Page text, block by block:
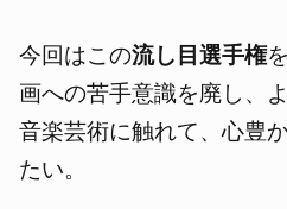
今回はこの流し目選手権
画への苦手意識を廃し、
音楽芸術に触れて、心豊
たい。